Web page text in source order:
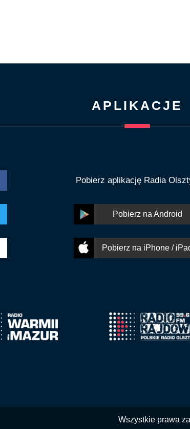
APLIKACJE
Pobierz aplikację Radia
Pobierz na Android
Pobierz na iPhone /
Wszystkie prawa